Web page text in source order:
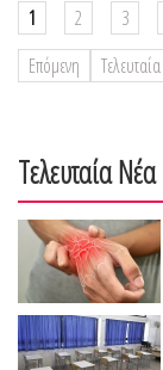
1 2 3
Επόμενη
Τελευταία
Τελευταία Νέα